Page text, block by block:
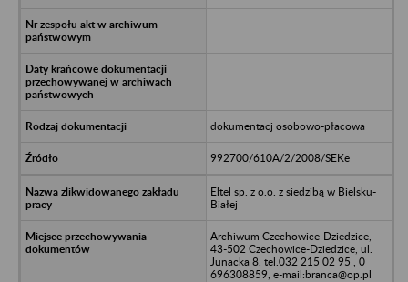
dokumentacj osobowo-płacowa
992700/610A/2/2008/SEKe
Eltel sp. z o.o. z siedzibą w Bielsku-
Białej
Archiwum Czechowice-Dziedzice,
43-502 Czechowice-Dziedzice, ul.
Junacka 8, tel.032 215 02 95 , 0
696308859, e-mail:branca@op.pl